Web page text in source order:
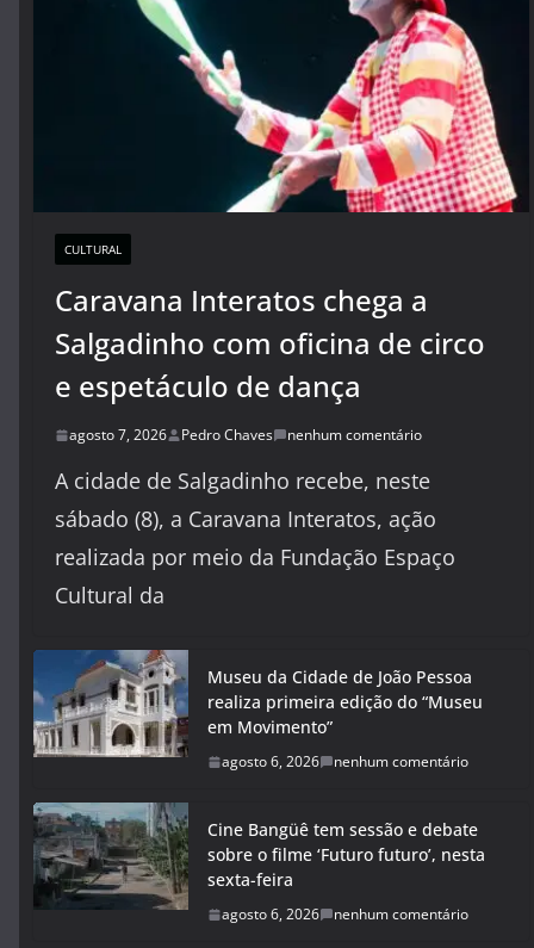
CULTURAL
Caravana Interatos chega a
Salgadinho com oficina de circo
e espetáculo de dança
agosto 7, 2026 Pedro Chaves nenhum comentário
A cidade de Salgadinho recebe, neste
sábado (8), a Caravana Interatos, ação
realizada por meio da Fundação Espaço
Cultural da
Museu da Cidade de João Pessoa
realiza primeira edição do “Museu
em Movimento”
agosto 6, 2026 nenhum comentário
Cine Bangüê tem sessão e debate
sobre o filme ‘Futuro futuro’, nesta
sexta-feira
agosto 6, 2026 nenhum comentário